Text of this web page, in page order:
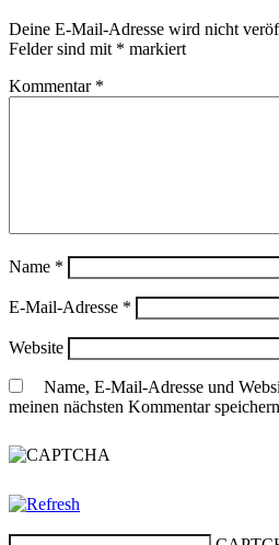
Deine E-Mail-Adresse wird nicht
Felder sind mit * markiert
Kommentar *
Name *
E-Mail-Adresse *
Website
Name, E-Mail-Adresse und
meinen nächsten Kommentar